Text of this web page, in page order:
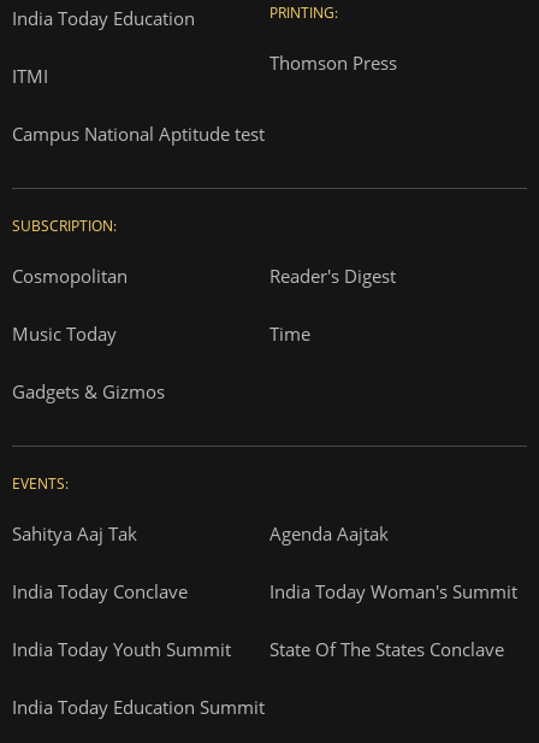
India Today Education
ITMI
Campus National Aptitude test
PRINTING:
Thomson Press
SUBSCRIPTION:
Cosmopolitan Reader's Digest
Music Today Time
Gadgets & Gizmos
EVENTS:
Sahitya Aaj Tak Agenda Aajtak
India Today Conclave India Today Woman's Summit
India Today Youth Summit State Of The States Conclave
India Today Education Summit